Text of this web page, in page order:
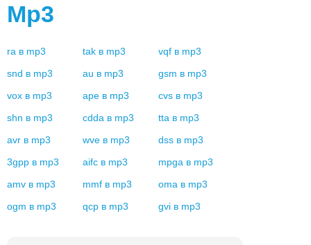
Mp3
ra в mp3 tak в mp3 vqf в mp3
snd в mp3 au в mp3 gsm в mp3
vox в mp3 ape в mp3 cvs в mp3
shn в mp3 cdda в mp3 tta в mp3
avr в mp3 wve в mp3 dss в mp3
3gpp в mp3 aifc в mp3 mpga в mp3
amv в mp3 mmf в mp3 oma в mp3
ogm в mp3 qcp в mp3 gvi в mp3